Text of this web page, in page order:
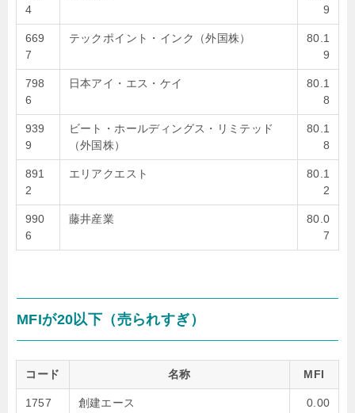
4
9
669
7
テックポイント・インク（外国株）
80.1
9
798
6
日本アイ・エス・ケイ
80.1
8
939
9
ビート・ホールディングス・リミテッド
（外国株）
80.1
8
891
2
エリアクエスト
80.1
2
990
6
藤井産業
80.0
7
MFIが20以下（売られすぎ）
コード 名称 MFI
1757 創建エース 0.00